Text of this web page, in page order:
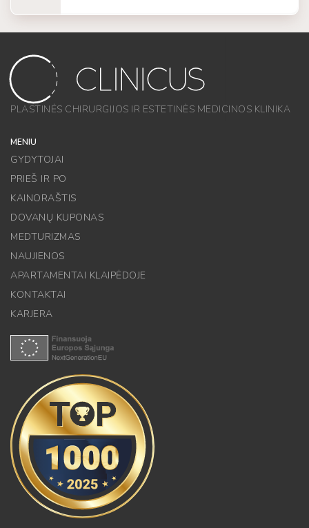
PLASTINĖS CHIRURGIJOS IR ESTETINĖS MEDICINOS KLINIKA
MENIU
GYDYTOJAI
PRIEŠ IR PO
KAINORAŠTIS
DOVANŲ KUPONAS
MEDTURIZMAS
NAUJIENOS
APARTAMENTAI KLAIPĖDOJE
KONTAKTAI
KARJERA